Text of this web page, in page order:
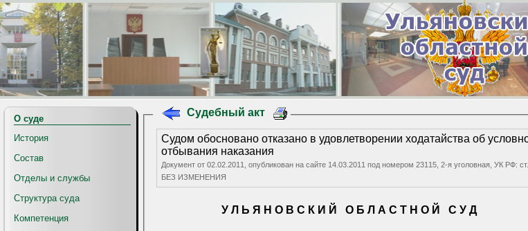
О суде
История
Состав
Отделы и службы
Структура суда
Компетенция
Судебный акт
Судом обосновано отказано в удовлетворении ходатайства об
отбывания наказания
Документ от 02.02.2011, опубликован на сайте 14.03.2011 под номером 23115, 2-я уголовная, УК РФ:
БЕЗ ИЗМЕНЕНИЯ
У Л Ь Я Н О В С К И Й О Б Л А С Т Н О Й С У Д